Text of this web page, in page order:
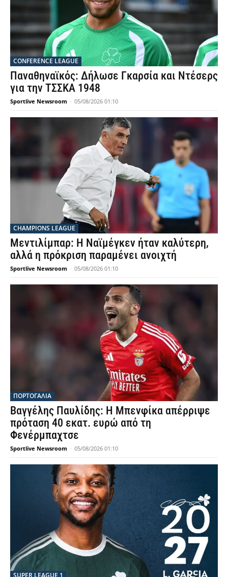
CONFERENCE LEAGUE
Παναθηναϊκός: Δήλωσε Γκαρσία και Ντέσερς
για την ΤΣΣΚΑ 1948
Sportlive Newsroom - 05/08/2026 01:10
CHAMPIONS LEAGUE
Μεντιλίμπαρ: Η Ναϊμέγκεν ήταν καλύτερη,
αλλά η πρόκριση παραμένει ανοιχτή
Sportlive Newsroom - 05/08/2026 01:10
ΠΟΡΤΟΓΑΛΙΑ
Βαγγέλης Παυλίδης: Η Μπενφίκα απέρριψε
πρόταση 40 εκατ. ευρώ από τη
Φενέρμπαχτσε
Sportlive Newsroom - 05/08/2026 01:10